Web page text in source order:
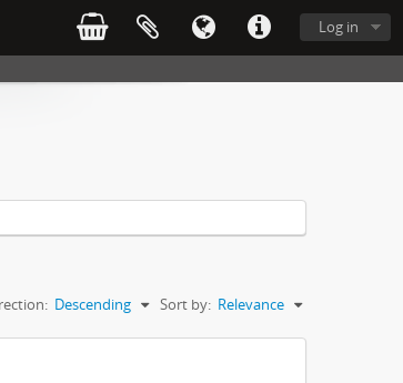
Log in
Sort by: Relevance
Descending